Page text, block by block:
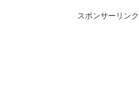
スポンサーリンク